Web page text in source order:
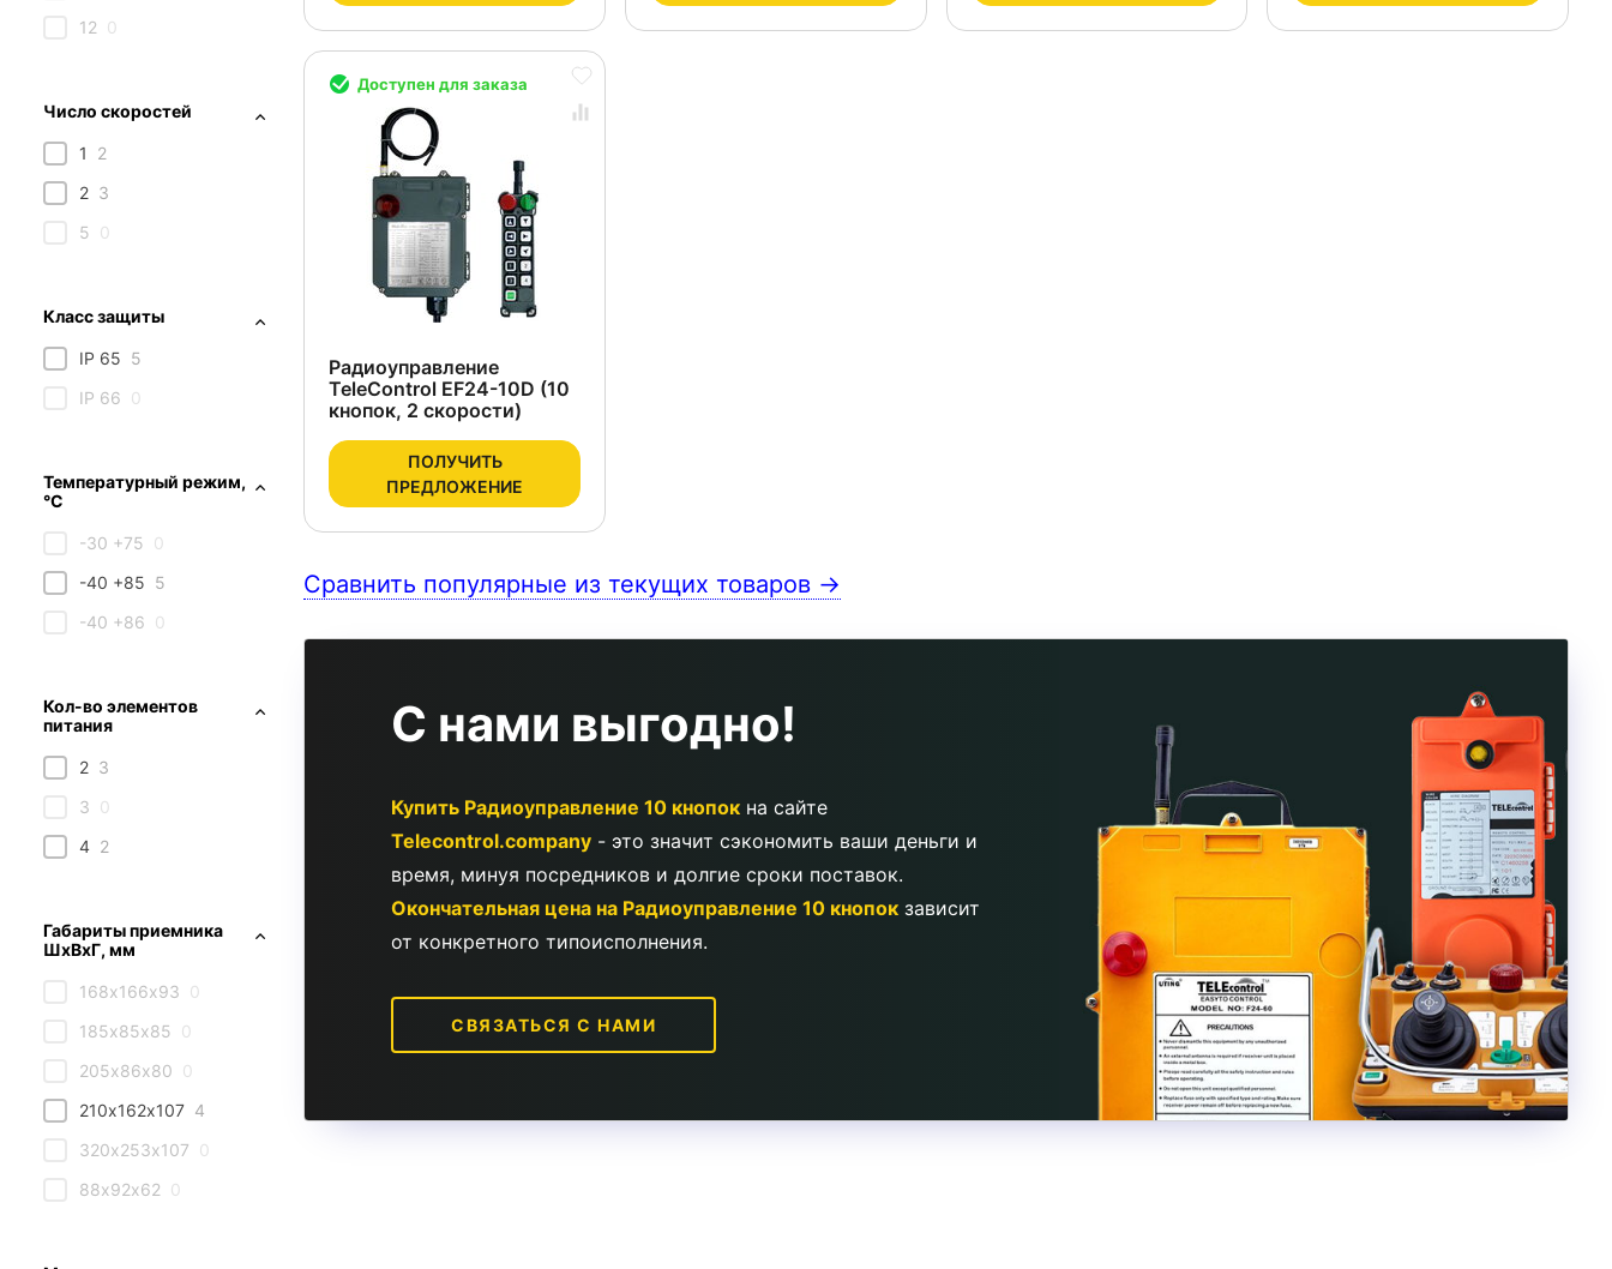
12 0
Число скоростей
1
2
2 3
5 0
Класс защиты
IP 65 5
IP 66 0
Температурный режим,
°С
-30 +75 0
-40 +85 5
-40 +86 0
Кол-во элементов
питания
2 3
3 0
4 2
Габариты приемника
ШхВхГ, мм
168х166х93 0
185х85х85 0
205х86х80 0
210х162х107 4
320х253х107 0
88х92х62 0
Радиоуправление
TeleControl EF24-10D (10
кнопок, 2 скорости)
Доступен для заказа
ПОЛУЧИТЬ
ПРЕДЛОЖЕНИЕ
Сравнить популярные из текущих товаров →
С нами выгодно!
Купить Радиоуправление 10 кнопок на сайте
Telecontrol.company - это значит сэкономить ваши деньги и
время, минуя посредников и долгие сроки поставок.
Окончательная цена на Радиоуправление 10 кнопок зависит
от конкретного типоисполнения.
СВЯЗАТЬСЯ С НАМИ